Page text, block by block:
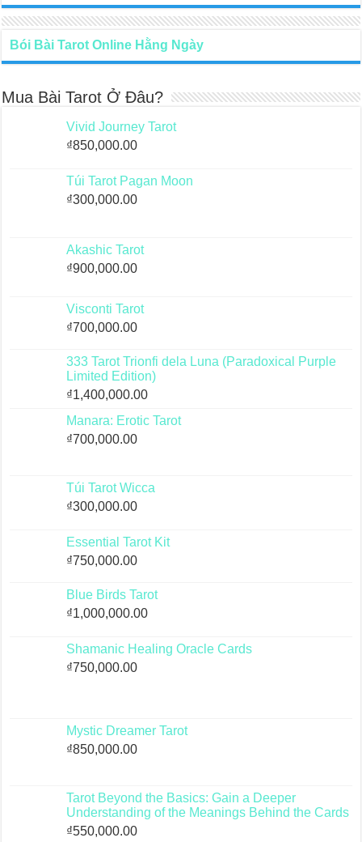
Các
tùy
chọn
có
được
chọn
trang
sản
Bói Bài Tarot Online Hằng Ngày
Mua Bài Tarot Ở Đâu?
Vivid Journey Tarot
₫850,000.00
Túi Tarot Pagan Moon
₫300,000.00
Akashic Tarot
₫900,000.00
Visconti Tarot
₫700,000.00
333 Tarot Trionfi dela Luna (Paradoxical Purple
Limited Edition)
₫1,400,000.00
Manara: Erotic Tarot
₫700,000.00
Túi Tarot Wicca
₫300,000.00
Essential Tarot Kit
₫750,000.00
Blue Birds Tarot
₫1,000,000.00
Shamanic Healing Oracle Cards
₫750,000.00
Mystic Dreamer Tarot
₫850,000.00
Tarot Beyond the Basics: Gain a Deeper
Understanding of the Meanings Behind the Cards
₫550,000.00